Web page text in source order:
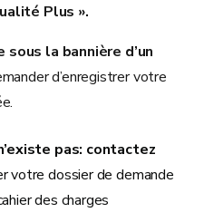
Plus ».
la bannière d’un
d’enregistrer votre
pas: contactez
votre dossier de demande
des charges